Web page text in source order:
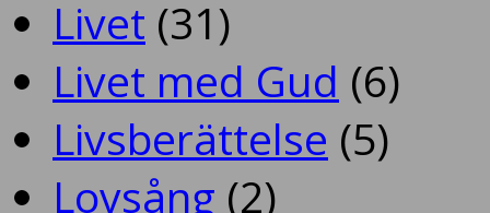
Livet (31)
Livet med Gud (6)
Livsberättelse (5)
Lovsång (2)